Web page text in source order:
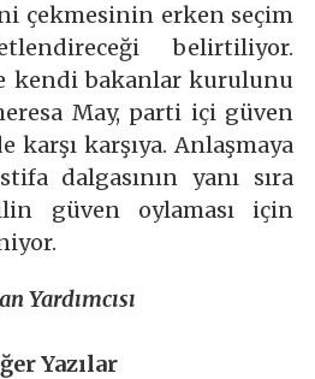
çekmesinin erken seçim
belirtiliyor.
kendi bakanlar kurulunu
May, parti içi güven
karşı karşıya. Anlaşmaya
dalgasının yanı sıra
güven oylaması için
Yardımcısı
Yazılar